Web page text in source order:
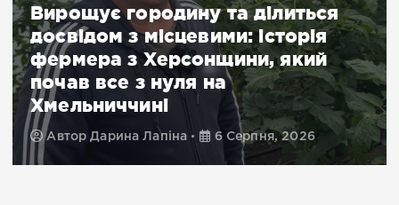
Вирощує городину та ділиться
досвідом з місцевими: історія
фермера з Херсонщини, який
почав все з нуля на
Хмельниччині
АвторДарина Лапіна 6 Серпня, 2026